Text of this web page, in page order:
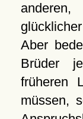
Aber
Brüder
früheren
müssen,